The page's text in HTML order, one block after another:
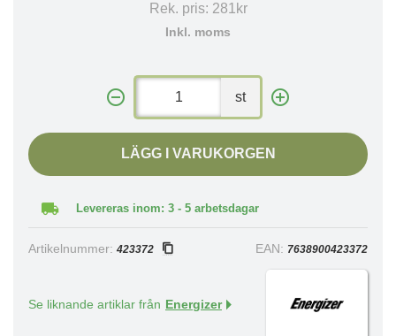
Rek. pris: 281kr
Inkl. moms
st
LÄGG I VARUKORGEN
Levereras inom: 3 - 5 arbetsdagar
Artikelnummer: 423372 EAN: 7638900423372
Se liknande artiklar från Energizer